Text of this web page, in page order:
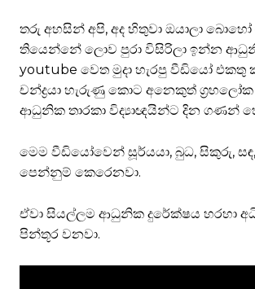
තරු අහසින් අපි, අද හිතුවා ඔයාලා
තියෙන්නේ ලොව පුරා විසිරිලා ඉන්න
youtube වෙත මුදා හැරපු වීඩියෝ
චන්ද්‍රයා හැරුණු කොට අනෙකුත්
ආධුනික තාරකා විද්‍යාඥයින්ට දින ගණන්
මෙම වීඩියෝවෙන් සූර්යයා, බුධ, සිකුරු,
පෙන්නුම් කෙරෙනවා.
ඒවා සියල්ලම ආධුනික දුරේක්ෂය හරහා
පින්තූර වනවා.